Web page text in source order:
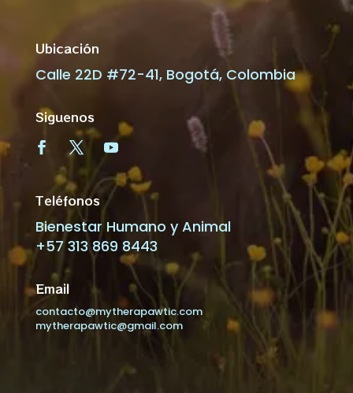
Ubicación
Calle 22D #72-41, Bogotá, Colombia
Siguenos
Teléfonos
Bienestar Humano y Animal
+57 313 869 8443
Email
contacto@mytherapawtic.com
mytherapawtic@gmail.com